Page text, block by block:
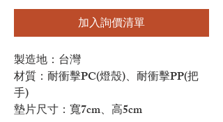
加入詢價清單
製造地：台灣
材質：耐衝擊PC(燈殼)、耐衝擊PP(把
手)
墊片尺寸：寬7cm、高5cm